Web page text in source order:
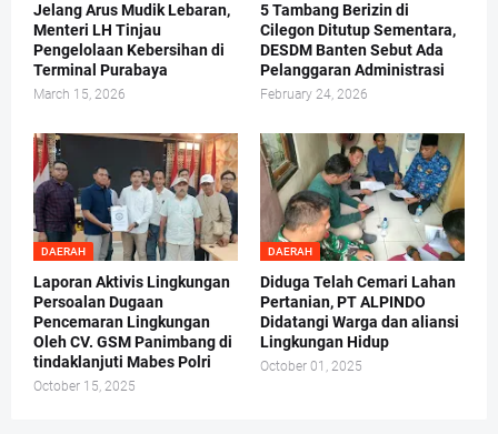
Jelang Arus Mudik Lebaran,
Menteri LH Tinjau
Pengelolaan Kebersihan di
Terminal Purabaya
March 15, 2026
5 Tambang Berizin di
Cilegon Ditutup Sementara,
DESDM Banten Sebut Ada
Pelanggaran Administrasi
February 24, 2026
DAERAH
Laporan Aktivis Lingkungan
Persoalan Dugaan
Pencemaran Lingkungan
Oleh CV. GSM Panimbang di
tindaklanjuti Mabes Polri
October 15, 2025
DAERAH
Diduga Telah Cemari Lahan
Pertanian, PT ALPINDO
Didatangi Warga dan aliansi
Lingkungan Hidup
October 01, 2025